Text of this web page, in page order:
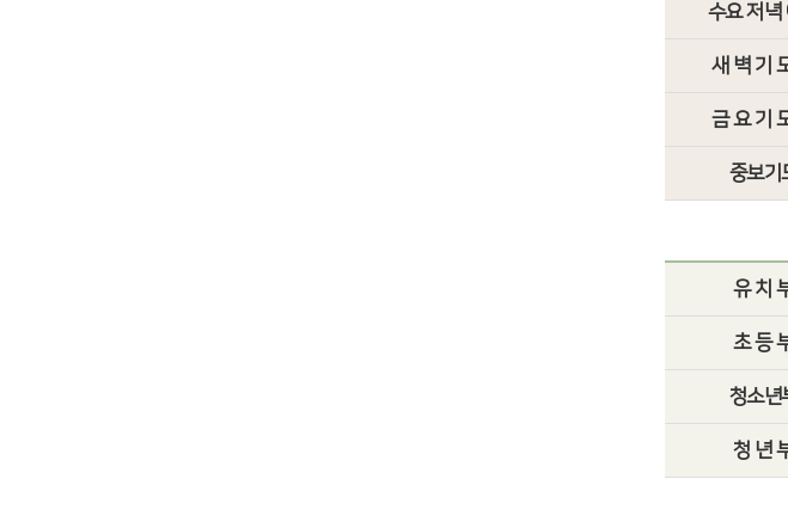
수요 저녁
새 벽 기
금 요 기
중보기
유 치
초 등
청소년
청 년